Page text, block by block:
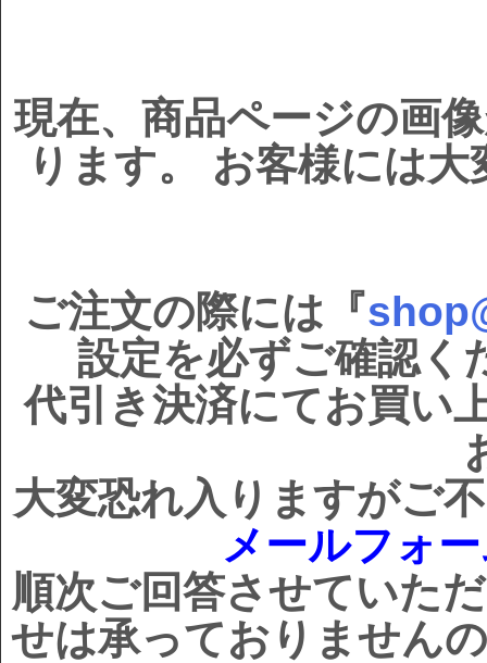
現在、商品ページの画
ります。 お客様には
ご注文の際には『
設定を必ずご確認く
代引き決済にてお買い
大変恐れ入りますがご
メールフォ
順次ご回答させていた
せは承っておりません